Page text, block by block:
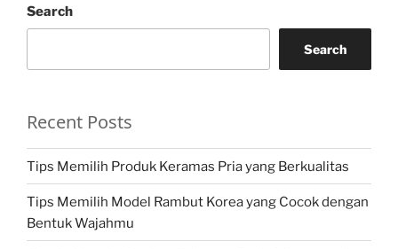
Search
Search
Recent Posts
Tips Memilih Produk Keramas Pria yang Berkualitas
Tips Memilih Model Rambut Korea yang Cocok dengan
Bentuk Wajahmu